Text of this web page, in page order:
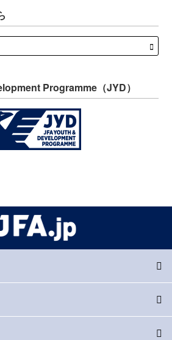
Programme（JYD）